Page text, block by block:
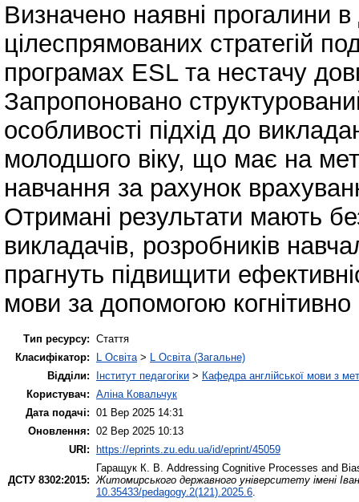
Визначено наявні прогалини
цілеспрямованих стратегій
програмах ESL та нестачу
Запропоновано
особливості підхід до
молодшого віку, що має на
навчання за рахунок
Отримані результати мають
викладачів, розробників
прагнуть підвищити
мови за допомогою
Тип ресурсу: Стаття
Класифікатор:
L Освіта> L Освіта (Загальне)
Відділи:
Інститут педагогіки > Кафедра англійської мови з
Користувач: Аліна Ковальчук
Дата подачі: 01 Вер 2025 14:31
Оновлення: 02 Вер 2025 10:13
URI:
https://eprints.zu.edu.ua/id/eprint/45059
ДСТУ 8302:2015:
Гаращук К. В. Addressing Cognitive Processes and
Житомирського державного університету імені
10.35433/pedagogy.2(121).2025.6.